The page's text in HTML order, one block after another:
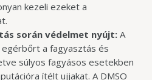
kezeli ezeket a
során védelmet nyújt:A
a fagyasztás és
súlyos fagyásos esetekben
ítélt ujjakat. A DMSO